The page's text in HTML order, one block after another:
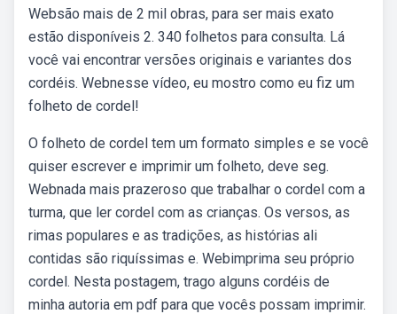
Websão mais de 2 mil obras, para ser mais exato
estão disponíveis 2. 340 folhetos para consulta. Lá
você vai encontrar versões originais e variantes dos
cordéis. Webnesse vídeo, eu mostro como eu fiz um
folheto de cordel!
O folheto de cordel tem um formato simples e se você
quiser escrever e imprimir um folheto, deve seg.
Webnada mais prazeroso que trabalhar o cordel com a
turma, que ler cordel com as crianças. Os versos, as
rimas populares e as tradições, as histórias ali
contidas são riquíssimas e. Webimprima seu próprio
cordel. Nesta postagem, trago alguns cordéis de
minha autoria em pdf para que vocês possam imprimir.